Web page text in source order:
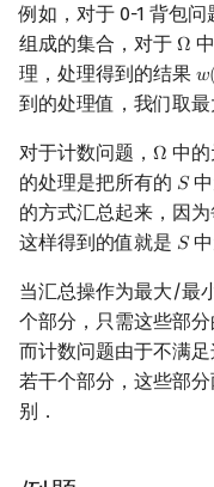
图上随机游走
例如，对于 0-1 背包问
组成的集合，对于 Ω
Ω
理，处理得到的结果 𝑤
w(
到的处理值，我们取
对于计数问题， Ω
Ω 中
的处理是把所有的 𝑆
S中
的方式汇总起来，因
这样得到的值就是 𝑆
S中
当汇总操作为最大/最
个部分，只需这些部
而计数问题由于不满
若干个部分，这些部
别．